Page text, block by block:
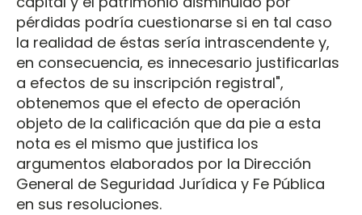
pérdidas podría cuestionarse si en tal caso
la realidad de éstas sería intrascendente y,
en consecuencia, es innecesario justificarlas
a efectos de su inscripción registral",
obtenemos que el efecto de operación
objeto de la calificación que da pie a esta
nota es el mismo que justifica los
argumentos elaborados por la Dirección
General de Seguridad Jurídica y Fe Pública
en sus resoluciones.